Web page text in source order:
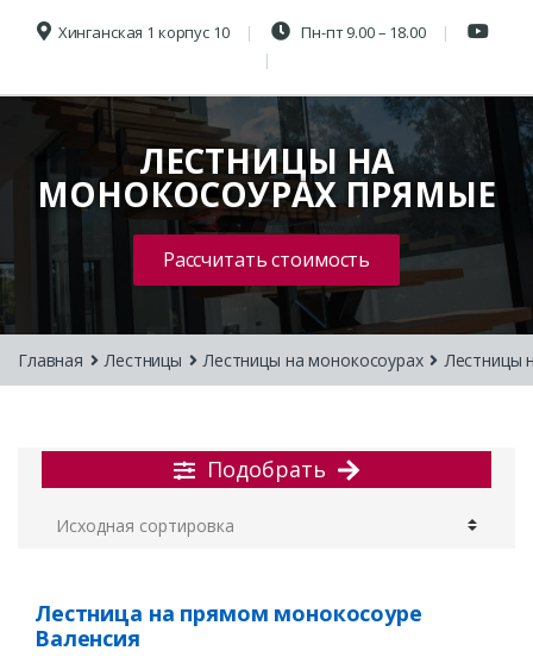
Хинганская 1 корпус 10 Пн-пт 9.00 – 18.00
ЛЕСТНИЦЫ НА
МОНОКОСОУРАХ ПРЯМЫЕ
Рассчитать стоимость
Главная Лестницы Лестницы на монокосоурах Лестницы
Подобрать
Лестница на прямом монокосоуре
Валенсия